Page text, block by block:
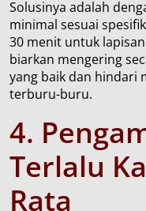
Solusinya adalah
minimal sesuai
30 menit untuk
biarkan mengering
yang baik dan hindari
terburu-buru.
4.
Terlalu K
Rata